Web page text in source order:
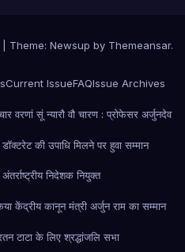
Theme: Newsup by Themeansar.
Current IssueFAQIssue Archives
वरणां सूं न्यारौ वौ चारण : प्रोफेसर अर्जुनदेव
की उपाधि मिलने पर हुवा सम्मान
निदेशक नियुक्त
केंद्रीय कानून मंत्री अर्जुन राम का सम्मान
टाटा के लिए श्रद्धांजलि सभा